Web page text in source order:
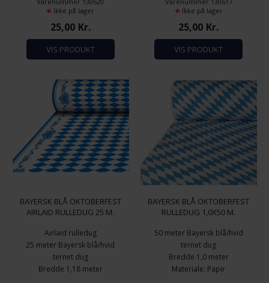
Ikke på lager
25,00 Kr.
VIS PRODUKT
Ikke på lager
25,00 Kr.
VIS PRODUKT
BAYERSK BLÅ OKTOBERFEST
AIRLAID RULLEDUG 25 M.
Airlaid rulledug
25 meter Bayersk blå/hvid
ternet dug
Bredde 1,18 meter
BAYERSK BLÅ OKTOBERFEST
RULLEDUG 1,0X50 M.
50 meter Bayersk blå/hvid
ternet dug
Bredde 1,0 meter
Materiale: Papir